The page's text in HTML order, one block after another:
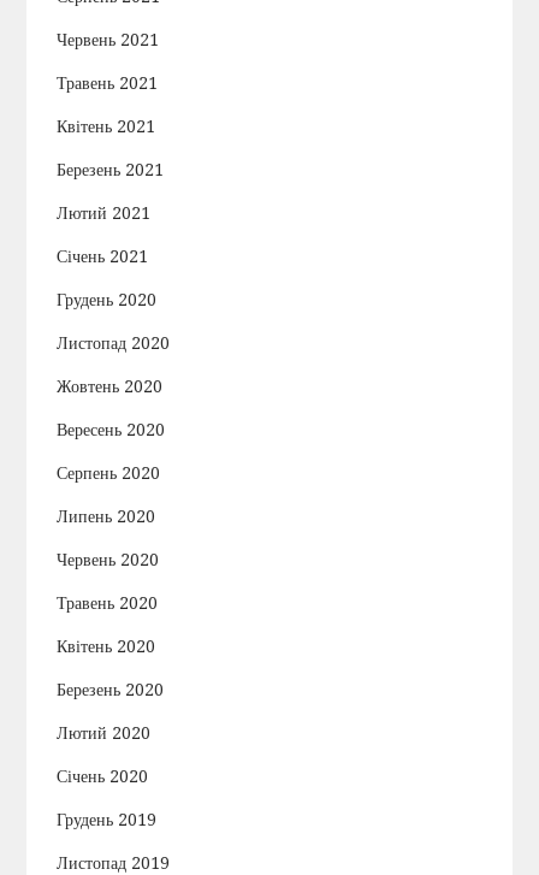
Червень 2021
Травень 2021
Квітень 2021
Березень 2021
Лютий 2021
Січень 2021
Грудень 2020
Листопад 2020
Жовтень 2020
Вересень 2020
Серпень 2020
Липень 2020
Червень 2020
Травень 2020
Квітень 2020
Березень 2020
Лютий 2020
Січень 2020
Грудень 2019
Листопад 2019